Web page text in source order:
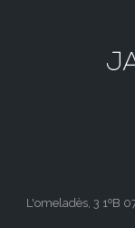
L'omeladès, 3 1ºB